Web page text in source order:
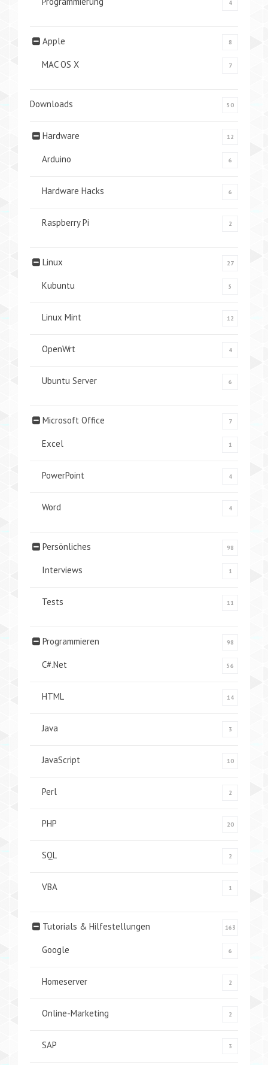
4
Apple 8
MAC OS X 7
Downloads 50
Hardware 12
Arduino 6
Hardware Hacks 6
Raspberry Pi 2
Linux 27
Kubuntu 5
Linux Mint 12
OpenWrt 4
Ubuntu Server 6
Microsoft Office 7
Excel 1
PowerPoint 4
Word 4
Persönliches 98
Interviews 1
Tests 11
Programmieren 98
C#.Net 56
HTML 14
Java 3
JavaScript 10
Perl 2
PHP 20
SQL 2
VBA 1
Tutorials & Hilfestellungen 163
Google 6
Homeserver 2
Online-Marketing 2
SAP 3